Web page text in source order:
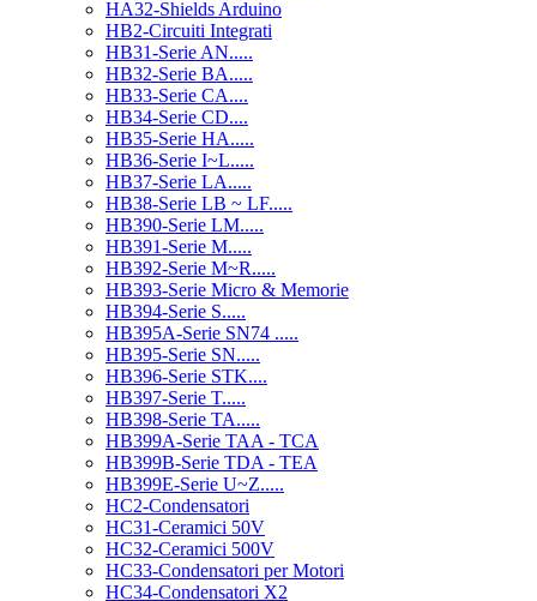
HA32-Shields Arduino
HB2-Circuiti Integrati
HB31-Serie AN.....
HB32-Serie BA.....
HB33-Serie CA....
HB34-Serie CD....
HB35-Serie HA.....
HB36-Serie I~L.....
HB37-Serie LA.....
HB38-Serie LB ~ LF.....
HB390-Serie LM.....
HB391-Serie M.....
HB392-Serie M~R.....
HB393-Serie Micro & Memorie
HB394-Serie S.....
HB395A-Serie SN74 .....
HB395-Serie SN.....
HB396-Serie STK....
HB397-Serie T.....
HB398-Serie TA.....
HB399A-Serie TAA - TCA
HB399B-Serie TDA - TEA
HB399E-Serie U~Z.....
HC2-Condensatori
HC31-Ceramici 50V
HC32-Ceramici 500V
HC33-Condensatori per Motori
HC34-Condensatori X2